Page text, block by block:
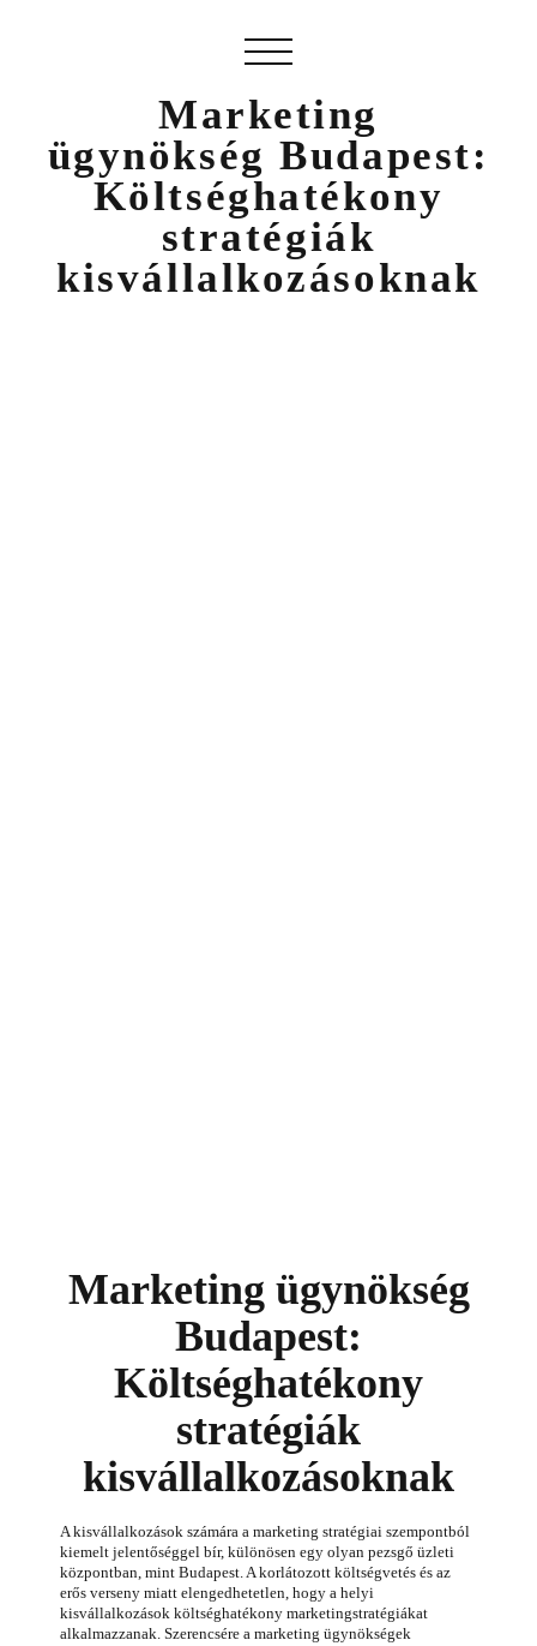
Marketing
ügynökség Budapest:
Költséghatékony
stratégiák
kisvállalkozásoknak
Marketing ügynökség
Budapest:
Költséghatékony
stratégiák
kisvállalkozásoknak
A kisvállalkozások számára a marketing stratégiai szempontból
kiemelt jelentőséggel bír, különösen egy olyan pezsgő üzleti
központban, mint Budapest. A korlátozott költségvetés és az
erős verseny miatt elengedhetetlen, hogy a helyi
kisvállalkozások költséghatékony marketingstratégiákat
alkalmazzanak. Szerencsére a marketing ügynökségek